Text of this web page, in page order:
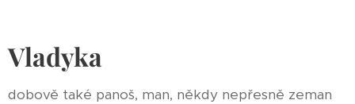
Vladyka
dobově také panoš, man, někdy nepřesně zeman